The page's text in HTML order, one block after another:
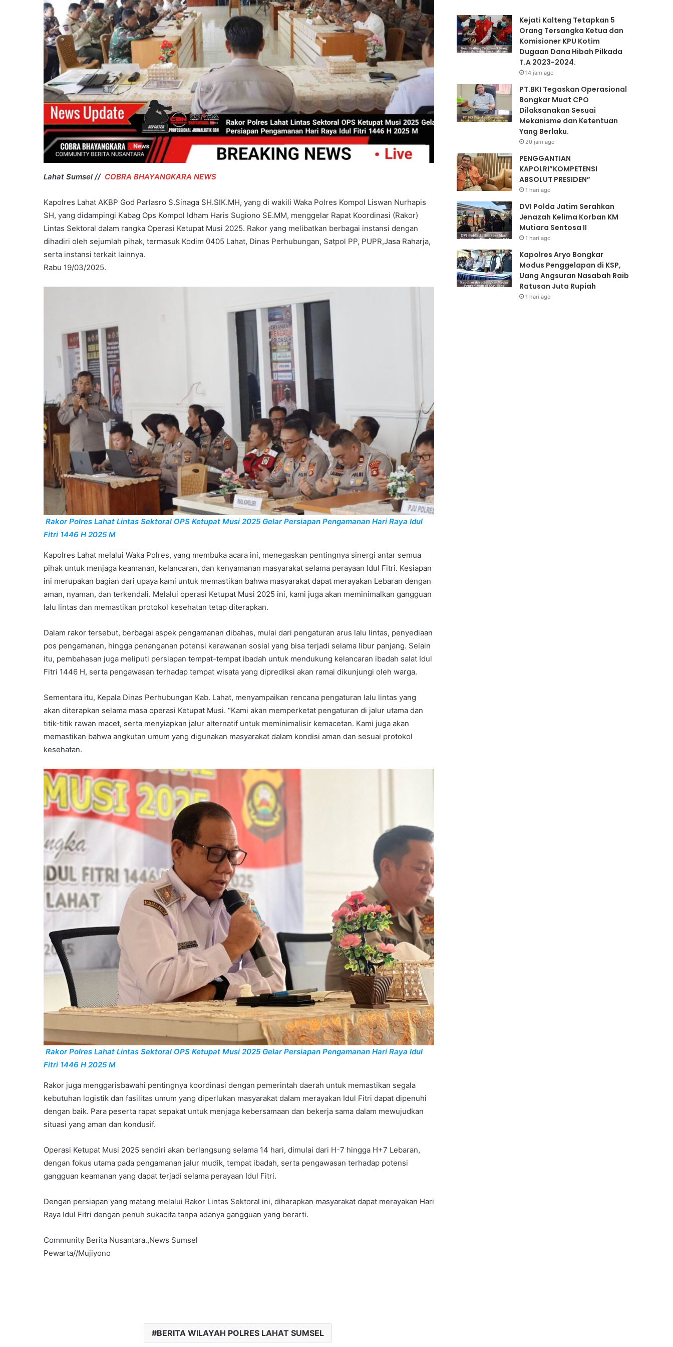
Lahat Sumsel // COBRA BHAYANGKARA NEWS
Kapolres Lahat AKBP God Parlasro S.Sinaga SH.SIK.MH, yang di wakili Waka Polres Kompol Liswan Nurhapis
SH, yang didampingi Kabag Ops Kompol Idham Haris Sugiono SE.MM, menggelar Rapat Koordinasi (Rakor)
Lintas Sektoral dalam rangka Operasi Ketupat Musi 2025. Rakor yang melibatkan berbagai instansi dengan
dihadiri oleh sejumlah pihak, termasuk Kodim 0405 Lahat, Dinas Perhubungan, Satpol PP, PUPR,Jasa Raharja,
serta instansi terkait lainnya.
Rabu 19/03/2025.
Rakor Polres Lahat Lintas Sektoral OPS Ketupat Musi 2025 Gelar Persiapan Pengamanan Hari Raya Idul
Fitri 1446 H 2025 M
Kapolres Lahat melalui Waka Polres, yang membuka acara ini, menegaskan pentingnya sinergi antar semua
pihak untuk menjaga keamanan, kelancaran, dan kenyamanan masyarakat selama perayaan Idul Fitri. Kesiapan
ini merupakan bagian dari upaya kami untuk memastikan bahwa masyarakat dapat merayakan Lebaran dengan
aman, nyaman, dan terkendali. Melalui operasi Ketupat Musi 2025 ini, kami juga akan meminimalkan gangguan
lalu lintas dan memastikan protokol kesehatan tetap diterapkan.
Dalam rakor tersebut, berbagai aspek pengamanan dibahas, mulai dari pengaturan arus lalu lintas, penyediaan
pos pengamanan, hingga penanganan potensi kerawanan sosial yang bisa terjadi selama libur panjang. Selain
itu, pembahasan juga meliputi persiapan tempat-tempat ibadah untuk mendukung kelancaran ibadah salat Idul
Fitri 1446 H, serta pengawasan terhadap tempat wisata yang diprediksi akan ramai dikunjungi oleh warga.
Sementara itu, Kepala Dinas Perhubungan Kab. Lahat, menyampaikan rencana pengaturan lalu lintas yang
akan diterapkan selama masa operasi Ketupat Musi. “Kami akan memperketat pengaturan di jalur utama dan
titik-titik rawan macet, serta menyiapkan jalur alternatif untuk meminimalisir kemacetan. Kami juga akan
memastikan bahwa angkutan umum yang digunakan masyarakat dalam kondisi aman dan sesuai protokol
kesehatan.
Rakor Polres Lahat Lintas Sektoral OPS Ketupat Musi 2025 Gelar Persiapan Pengamanan Hari Raya Idul
Fitri 1446 H 2025 M
Rakor juga menggarisbawahi pentingnya koordinasi dengan pemerintah daerah untuk memastikan segala
kebutuhan logistik dan fasilitas umum yang diperlukan masyarakat dalam merayakan Idul Fitri dapat dipenuhi
dengan baik. Para peserta rapat sepakat untuk menjaga kebersamaan dan bekerja sama dalam mewujudkan
situasi yang aman dan kondusif.
Operasi Ketupat Musi 2025 sendiri akan berlangsung selama 14 hari, dimulai dari H-7 hingga H+7 Lebaran,
dengan fokus utama pada pengamanan jalur mudik, tempat ibadah, serta pengawasan terhadap potensi
gangguan keamanan yang dapat terjadi selama perayaan Idul Fitri.
Dengan persiapan yang matang melalui Rakor Lintas Sektoral ini, diharapkan masyarakat dapat merayakan Hari
Raya Idul Fitri dengan penuh sukacita tanpa adanya gangguan yang berarti.
Community Berita Nusantara.,News Sumsel
Pewarta//Mujiyono
BERITA WILAYAH POLRES LAHAT SUMSEL
Dana
Hibah
Pilkada
T.A
2023-
2024.
Berlaku.
Kejati Kalteng Tetapkan 5
Orang Tersangka Ketua dan
Komisioner KPU Kotim
Dugaan Dana Hibah Pilkada
T.A 2023-2024.
14 jam ago
PT.BKI Tegaskan Operasional
Bongkar Muat CPO
Dilaksanakan Sesuai
Mekanisme dan Ketentuan
Yang Berlaku.
20 jam ago
PENGGANTIAN
KAPOLRI”KOMPETENSI
ABSOLUT PRESIDEN”
1 hari ago
DVI Polda Jatim Serahkan
Jenazah Kelima Korban KM
Mutiara Sentosa II
1 hari ago
Kapolres Aryo Bongkar
Modus Penggelapan di KSP,
Uang Angsuran Nasabah Raib
Ratusan Juta Rupiah
1 hari ago